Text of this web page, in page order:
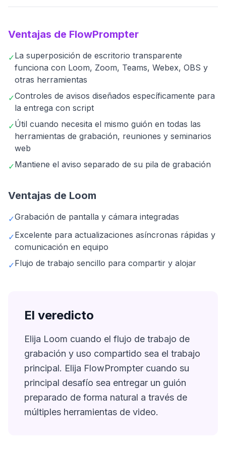
Ventajas de FlowPrompter
✓La superposición de escritorio transparente
funciona con Loom, Zoom, Teams, Webex, OBS y
otras herramientas
✓Controles de avisos diseñados específicamente para
la entrega con script
✓Útil cuando necesita el mismo guión en todas las
herramientas de grabación, reuniones y seminarios
web
✓Mantiene el aviso separado de su pila de grabación
Ventajas de Loom
✓Grabación de pantalla y cámara integradas
✓Excelente para actualizaciones asíncronas rápidas y
comunicación en equipo
✓Flujo de trabajo sencillo para compartir y alojar
El veredicto
Elija Loom cuando el flujo de trabajo de
grabación y uso compartido sea el trabajo
principal. Elija FlowPrompter cuando su
principal desafío sea entregar un guión
preparado de forma natural a través de
múltiples herramientas de video.